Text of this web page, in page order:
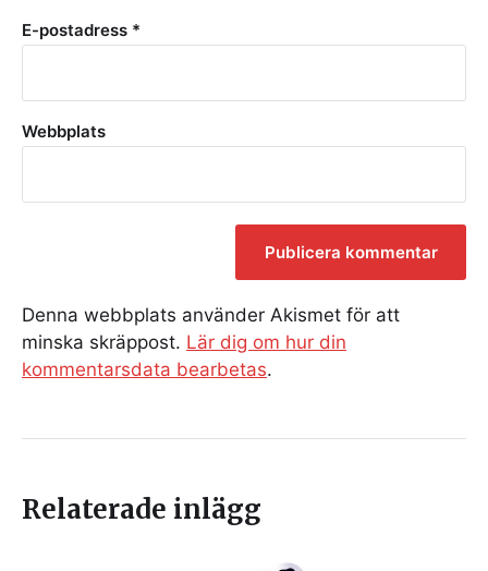
E-postadress *
Webbplats
Denna webbplats använder Akismet för att
minska skräppost. Lär dig om hur din
kommentarsdata bearbetas.
Relaterade inlägg